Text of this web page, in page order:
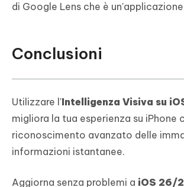
di Google Lens che è
Conclusioni
Utilizzare l'Intelligenza Visiva su
migliora la tua esperienza su iPhone
riconoscimento avanzato delle
informazioni istantanee.
Aggiorna senza problemi a iOS 26/